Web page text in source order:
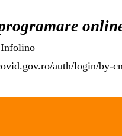
Infolino
auth/login/by-